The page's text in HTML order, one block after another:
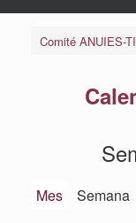
Comité ANUIES-
Mes Semana